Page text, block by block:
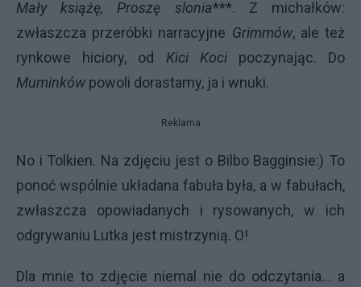
Mały książę, Proszę slonia***. Z michałków:
zwłaszcza przeróbki narracyjne Grimmów, ale też
rynkowe hiciory, od Kici Kocipoczynając. Do
Muminków powoli dorastamy, ja i wnuki.
Reklama
No i Tolkien. Na zdjęciu jest o Bilbo Bagginsie:) To
ponoć wspólnie układana fabuła była, a w fabułach,
zwłaszcza opowiadanych i rysowanych, w ich
odgrywaniu Lutka jest mistrzynią. O!
Dla mnie to zdjęcie niemal nie do odczytania... a